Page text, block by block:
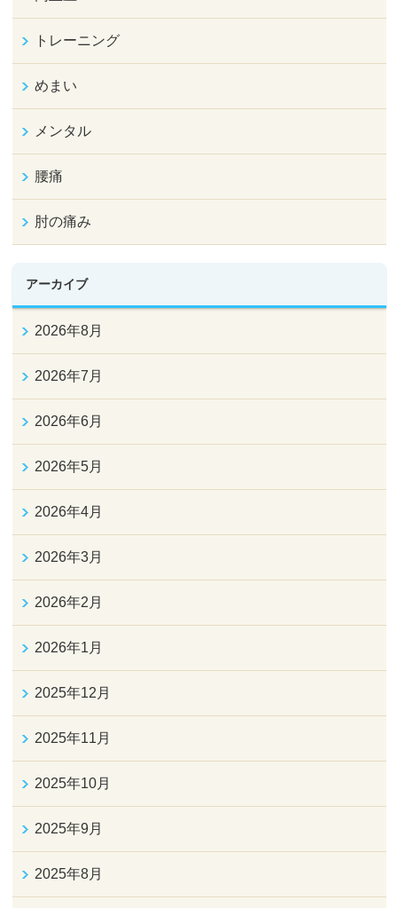
トレーニング
めまい
メンタル
腰痛
肘の痛み
アーカイブ
2026年8月
2026年7月
2026年6月
2026年5月
2026年4月
2026年3月
2026年2月
2026年1月
2025年12月
2025年11月
2025年10月
2025年9月
2025年8月